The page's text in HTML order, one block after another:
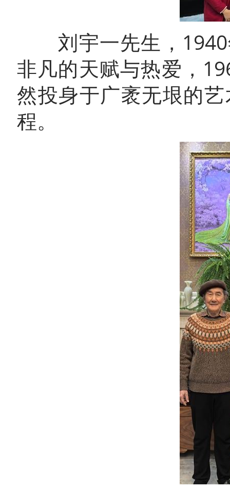
刘宇一先生，1940
非凡的天赋与热爱，
然投身于广袤无垠的
程。